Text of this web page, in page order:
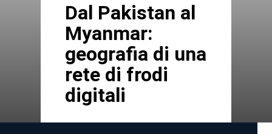
Dal Pakistan al
Myanmar:
geografia di una
rete di frodi
digitali